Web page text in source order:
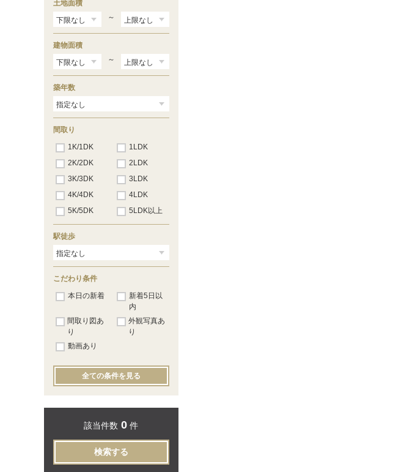
土地面積
～
建物面積
～
築年数
間取り
1K/1DK
1LDK
2K/2DK
2LDK
3K/3DK
3LDK
4K/4DK
4LDK
5K/5DK
5LDK以上
駅徒歩
こだわり条件
本日の新着
新着5日以
内
間取り図あ
り
外観写真あ
り
動画あり
全ての条件を見る
該当件数 0 件
検索する